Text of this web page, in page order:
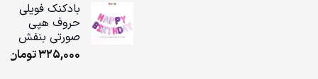
بادکنک فویلی
حروف هپی
صورتی بنفش
325,000تومان